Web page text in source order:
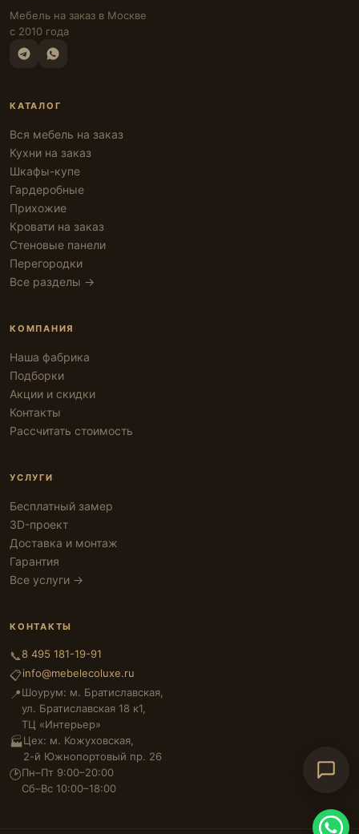
Мебель на заказ в Москве
с 2010 года
КАТАЛОГ
Вся мебель на заказ
Кухни на заказ
Шкафы-купе
Гардеробные
Прихожие
Кровати на заказ
Стеновые панели
Перегородки
Все разделы →
КОМПАНИЯ
Наша фабрика
Подборки
Акции и скидки
Контакты
Рассчитать стоимость
УСЛУГИ
Бесплатный замер
3D-проект
Доставка и монтаж
Гарантия
Все услуги →
КОНТАКТЫ
📞8 495 181-19-91
📋info@mebelecoluxe.ru
📍Шоурум: м. Братиславская,
ул. Братиславская 18 к1,
ТЦ «Интерьер»
🏭Цех: м. Кожуховская,
2-й Южнопортовый пр. 26
🕑Пн–Пт 9:00–20:00
Сб–Вс 10:00–18:00